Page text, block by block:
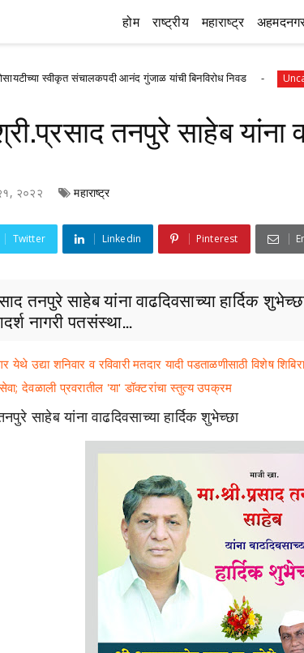
होम राष्ट्रीय महाराष्ट्र
संचालकपदी आनंद गुंजाळ यांची बिनविरोध निवड Uncategorized
तनपुरे साहेब यांना
२०२२ महाराष्ट्र
Twitter Linkedin Pinterest
तनपुरे साहेब यांना वाढदिवसाच्या हार्दिक
नागरी पतसंस्था...
येथे उद्या शनिवार व रविवारी मतदार यादी पडताळणीसाठी विशेष
देवळाली प्रवरातील 'या' डॉक्टरांचा स्तुत्य उपक्रम
साहेब यांना वाढदिवसाच्या हार्दिक शुभेच्छा